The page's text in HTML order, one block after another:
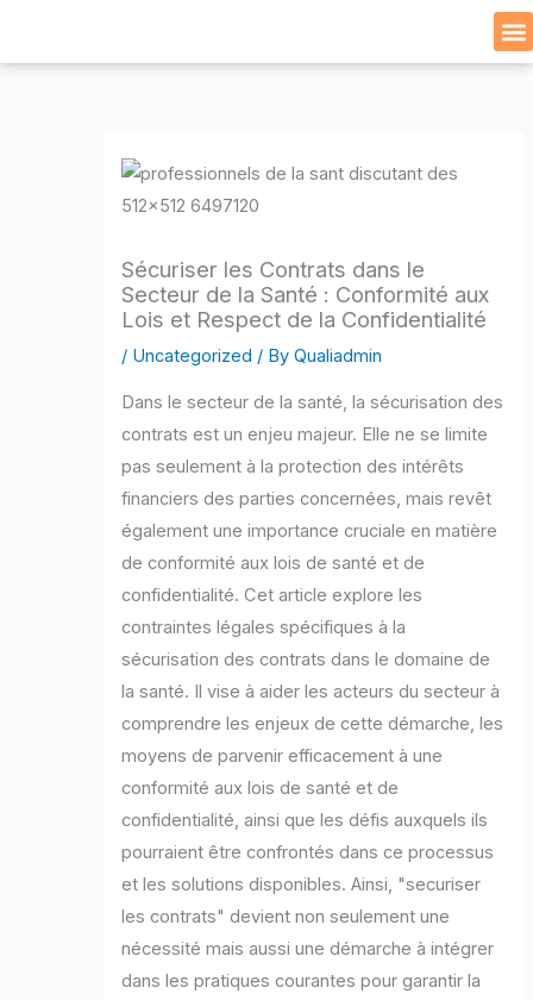
Sécuriser les Contrats dans le
Secteur de la Santé : Conformité aux
Lois et Respect de la Confidentialité
/ Uncategorized / ByQualiadmin
Dans le secteur de la santé, la sécurisation des
contrats est un enjeu majeur. Elle ne se limite
pas seulement à la protection des intérêts
financiers des parties concernées, mais revêt
également une importance cruciale en matière
de conformité aux lois de santé et de
confidentialité. Cet article explore les
contraintes légales spécifiques à la
sécurisation des contrats dans le domaine de
la santé. Il vise à aider les acteurs du secteur à
comprendre les enjeux de cette démarche, les
moyens de parvenir efficacement à une
conformité aux lois de santé et de
confidentialité, ainsi que les défis auxquels ils
pourraient être confrontés dans ce processus
et les solutions disponibles. Ainsi, "securiser
les contrats" devient non seulement une
nécessité mais aussi une démarche à intégrer
dans les pratiques courantes pour garantir la